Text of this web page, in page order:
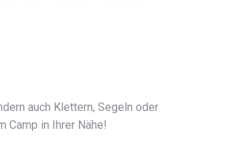
auch Klettern, Segeln oder
Camp in Ihrer Nähe!